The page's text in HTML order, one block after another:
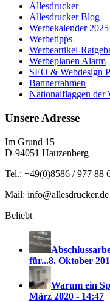
Allesdrucker
Allesdrucker Blog
Werbekalender 2025
Werbetipps
Werbeartikel-
Werbeplanen Alarm
SEO & Webdesign
Bannerrahmen
Nationalflaggen der
Unsere Adresse
Im Grund 15
D-94051 Hauzenberg
Tel.: +49(0)8586 / 977 88
Mail: info@allesdrucker.de
Beliebt
für...8. Oktober
Warum ein
März 2020 - 14:47